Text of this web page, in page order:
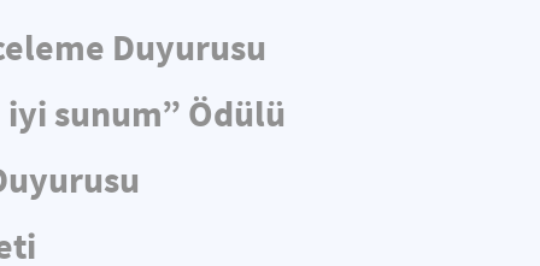
Duyurusu
iyi sunum” Ödülü